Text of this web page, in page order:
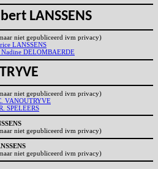
LANSSENS
niet gepubliceerd ivm privacy)
LANSSENS
Nadine DELOMBAERDE
niet gepubliceerd ivm privacy)
VANOUTRYVE
SPELEERS
niet gepubliceerd ivm privacy)
niet gepubliceerd ivm privacy)